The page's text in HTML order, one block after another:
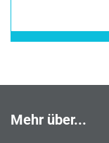
Mehr über...